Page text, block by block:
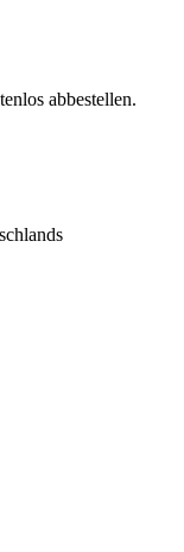
abbestellen.